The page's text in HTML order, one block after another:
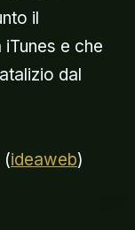
il
e che
dal
(ideaweb)